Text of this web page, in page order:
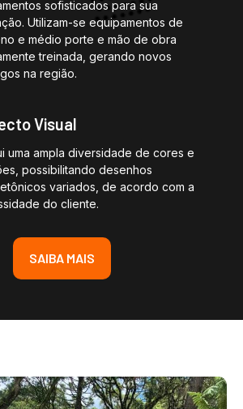
sofisticados para sua
Utilizam-se equipamentos de
e médio porte e mão de obra
treinada, gerando novos
na região.
Visual
uma ampla diversidade de cores e
possibilitando desenhos
variados, de acordo com a
do cliente.
SAIBA MAIS